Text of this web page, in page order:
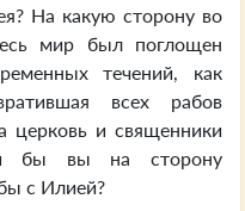
На какую сторону во
мир был поглощен
течений, как
всех рабов
церковь и священники
бы вы на сторону
с Илией?